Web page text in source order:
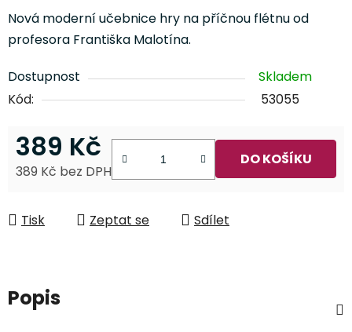
Nová moderní učebnice hry na příčnou flétnu od
profesora Františka Malotína.
Dostupnost
Skladem
Kód:
53055
389 Kč
389 Kč bez DPH
DO KOŠÍKU
Tisk Zeptat se Sdílet
Popis